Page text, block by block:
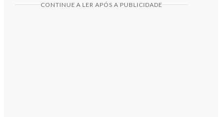
CONTINUE A LER APÓS A PUBLICIDADE